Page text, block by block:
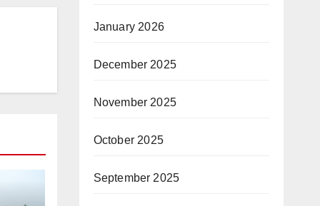
January 2026
December 2025
November 2025
October 2025
September 2025